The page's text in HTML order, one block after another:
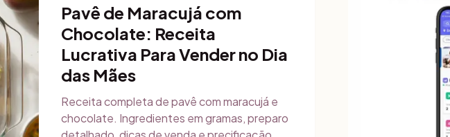
Pavê de Maracujá com
Chocolate: Receita
Lucrativa Para Vender no Dia
das Mães
Receita completa de pavê com maracujá e
chocolate. Ingredientes em gramas, preparo